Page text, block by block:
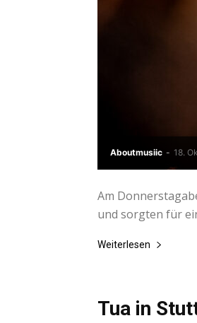
Aboutmusiic - 18.
Am
und sorgten für
Weiterlesen
Tua in